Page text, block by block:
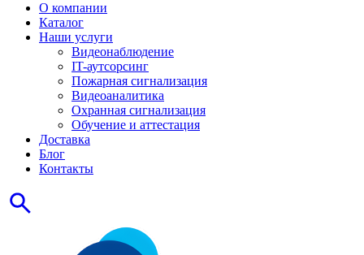
О компании
Каталог
Наши услуги
Видеонаблюдение
IT-аутсорсинг
Пожарная сигнализация
Видеоаналитика
Охранная сигнализация
Обучение и аттестация
Доставка
Блог
Контакты